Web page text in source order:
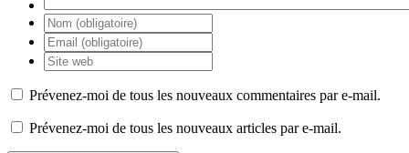
Prévenez-moi de tous les nouveaux commentaires par e-mail.
Prévenez-moi de tous les nouveaux articles par e-mail.